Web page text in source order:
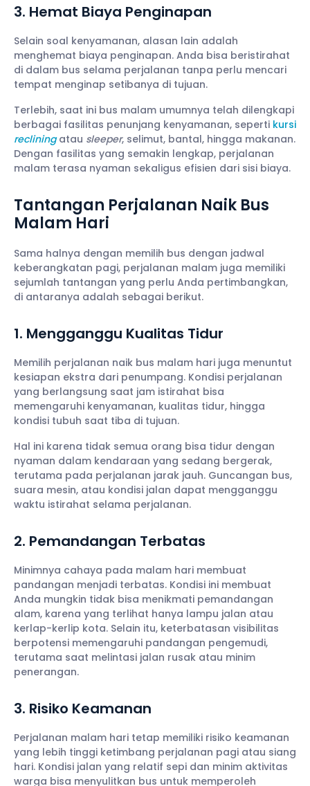
3. Hemat Biaya Penginapan
Selain soal kenyamanan, alasan lain adalah
menghemat biaya penginapan. Anda bisa beristirahat
di dalam bus selama perjalanan tanpa perlu mencari
tempat menginap setibanya di tujuan.
Terlebih, saat ini bus malam umumnya telah dilengkapi
berbagai fasilitas penunjang kenyamanan, seperti kursi
recliningatau sleeper, selimut, bantal, hingga makanan.
Dengan fasilitas yang semakin lengkap, perjalanan
malam terasa nyaman sekaligus efisien dari sisi biaya.
Tantangan Perjalanan Naik Bus
Malam Hari
Sama halnya dengan memilih bus dengan jadwal
keberangkatan pagi, perjalanan malam juga memiliki
sejumlah tantangan yang perlu Anda pertimbangkan,
di antaranya adalah sebagai berikut.
1. Mengganggu Kualitas Tidur
Memilih perjalanan naik bus malam hari juga menuntut
kesiapan ekstra dari penumpang. Kondisi perjalanan
yang berlangsung saat jam istirahat bisa
memengaruhi kenyamanan, kualitas tidur, hingga
kondisi tubuh saat tiba di tujuan.
Hal ini karena tidak semua orang bisa tidur dengan
nyaman dalam kendaraan yang sedang bergerak,
terutama pada perjalanan jarak jauh. Guncangan bus,
suara mesin, atau kondisi jalan dapat mengganggu
waktu istirahat selama perjalanan.
2. Pemandangan Terbatas
Minimnya cahaya pada malam hari membuat
pandangan menjadi terbatas. Kondisi ini membuat
Anda mungkin tidak bisa menikmati pemandangan
alam, karena yang terlihat hanya lampu jalan atau
kerlap-kerlip kota. Selain itu, keterbatasan visibilitas
berpotensi memengaruhi pandangan pengemudi,
terutama saat melintasi jalan rusak atau minim
penerangan.
3. Risiko Keamanan
Perjalanan malam hari tetap memiliki risiko keamanan
yang lebih tinggi ketimbang perjalanan pagi atau siang
hari. Kondisi jalan yang relatif sepi dan minim aktivitas
warga bisa menyulitkan bus untuk memperoleh